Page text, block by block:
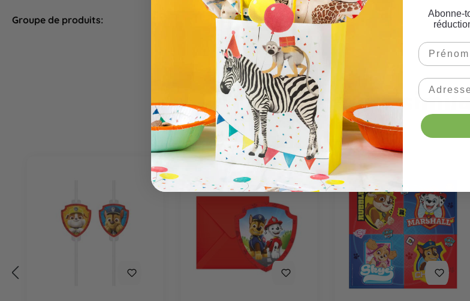
Groupe de produits: Animation de fête
Produits
Abonne-